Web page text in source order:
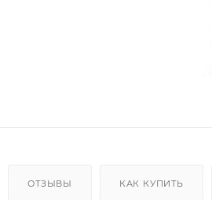
ОТЗЫВЫ КАК КУПИТЬ